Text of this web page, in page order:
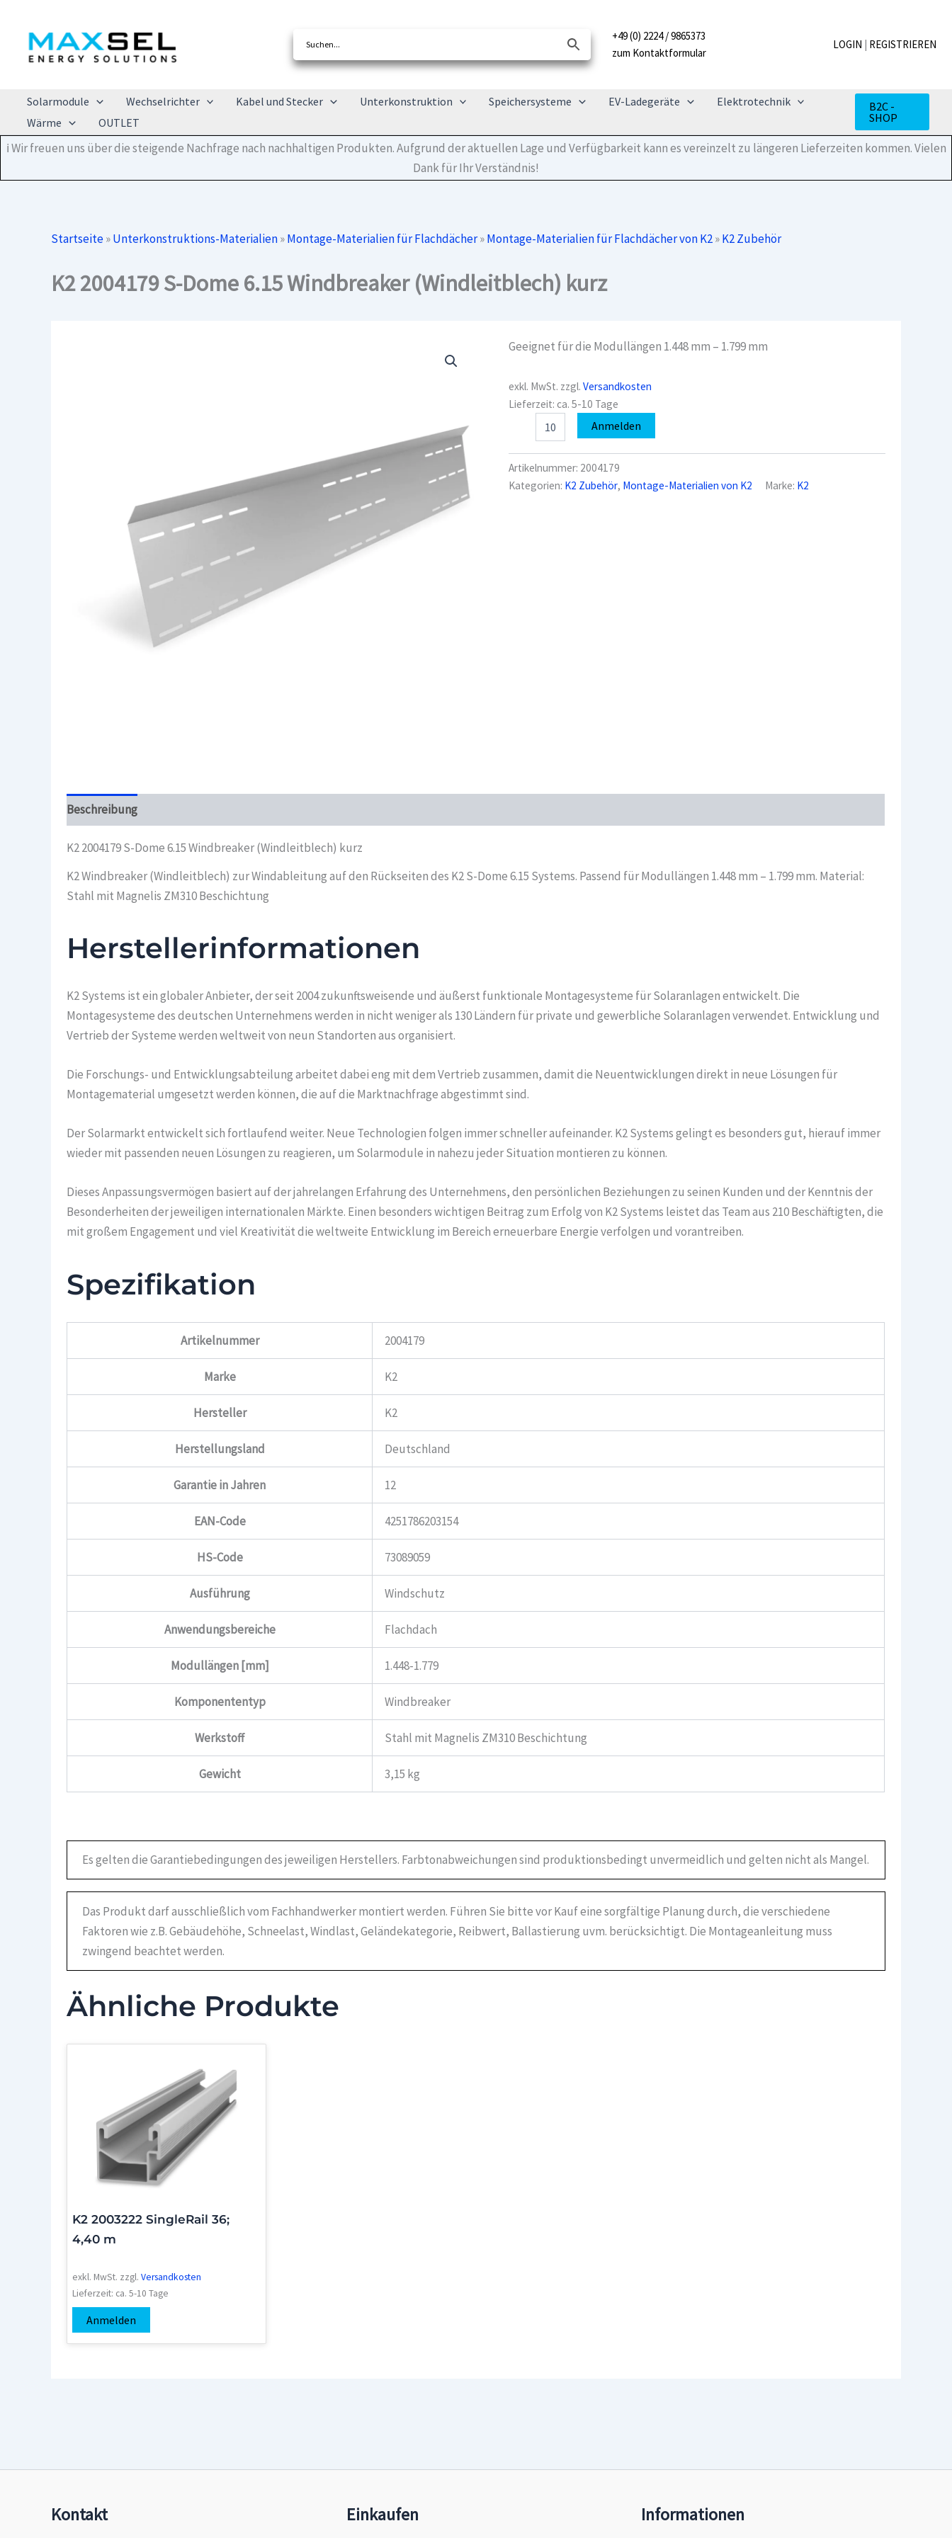
Inhalt
springen
+49 (0) 2224 / 9865373
zum Kontaktformular
LOGIN | REGISTRIEREN
Solarmodule Wechselrichter Kabel und Stecker Unterkonstruktion Speichersysteme EV-Ladegeräte
Elektrotechnik
Wärme
OUTLET
B2C -
SHOP
ℹ️ Wir freuen uns über die steigende Nachfrage nach nachhaltigen Produkten. Aufgrund der aktuellen Lage und Verfügbarkeit kann es vereinzelt zu längeren Lieferzeiten kommen. Vielen
Dank für Ihr Verständnis!
Startseite»Unterkonstruktions-Materialien»Montage-Materialien für Flachdächer»Montage-Materialien für Flachdächer von K2»K2 Zubehör
K2 2004179 S-Dome 6.15 Windbreaker (Windleitblech) kurz
Geeignet für die Modullängen 1.448 mm – 1.799 mm
exkl. MwSt. zzgl.Versandkosten
Lieferzeit:ca. 5-10 Tage
Dome
6.15
Windbreaker
Anmelden
Artikelnummer: 2004179
Kategorien: K2 Zubehör, Montage-Materialien von K2 Marke: K2
Beschreibung
K2 2004179 S-Dome 6.15 Windbreaker (Windleitblech) kurz
K2 Windbreaker (Windleitblech) zur Windableitung auf den Rückseiten des K2 S-Dome 6.15 Systems. Passend für Modullängen 1.448 mm – 1.799 mm. Material:
Stahl mit Magnelis ZM310 Beschichtung
Herstellerinformationen
K2 Systems ist ein globaler Anbieter, der seit 2004 zukunftsweisende und äußerst funktionale Montagesysteme für Solaranlagen entwickelt. Die
Montagesysteme des deutschen Unternehmens werden in nicht weniger als 130 Ländern für private und gewerbliche Solaranlagen verwendet. Entwicklung und
Vertrieb der Systeme werden weltweit von neun Standorten aus organisiert.
Die Forschungs- und Entwicklungsabteilung arbeitet dabei eng mit dem Vertrieb zusammen, damit die Neuentwicklungen direkt in neue Lösungen für
Montagematerial umgesetzt werden können, die auf die Marktnachfrage abgestimmt sind.
Der Solarmarkt entwickelt sich fortlaufend weiter. Neue Technologien folgen immer schneller aufeinander. K2 Systems gelingt es besonders gut, hierauf immer
wieder mit passenden neuen Lösungen zu reagieren, um Solarmodule in nahezu jeder Situation montieren zu können.
Dieses Anpassungsvermögen basiert auf der jahrelangen Erfahrung des Unternehmens, den persönlichen Beziehungen zu seinen Kunden und der Kenntnis der
Besonderheiten der jeweiligen internationalen Märkte. Einen besonders wichtigen Beitrag zum Erfolg von K2 Systems leistet das Team aus 210 Beschäftigten, die
mit großem Engagement und viel Kreativität die weltweite Entwicklung im Bereich erneuerbare Energie verfolgen und vorantreiben.
Spezifikation
Artikelnummer 2004179
Marke K2
Hersteller K2
Herstellungsland Deutschland
Garantie in Jahren 12
EAN-Code 4251786203154
HS-Code 73089059
Ausführung Windschutz
Anwendungsbereiche Flachdach
Modullängen [mm] 1.448-1.779
Komponententyp Windbreaker
Werkstoff Stahl mit Magnelis ZM310 Beschichtung
Gewicht 3,15 kg
Es gelten die Garantiebedingungen des jeweiligen Herstellers. Farbtonabweichungen sind produktionsbedingt unvermeidlich und gelten nicht als Mangel.
Das Produkt darf ausschließlich vom Fachhandwerker montiert werden. Führen Sie bitte vor Kauf eine sorgfältige Planung durch, die verschiedene
Faktoren wie z.B. Gebäudehöhe, Schneelast, Windlast, Geländekategorie, Reibwert, Ballastierung uvm. berücksichtigt. Die Montageanleitung muss
zwingend beachtet werden.
Ähnliche Produkte
K2 2003222 SingleRail 36;
4,40 m
exkl. MwSt. zzgl.Versandkosten
Lieferzeit: ca. 5-10 Tage
Anmelden
Kontakt Einkaufen Informationen